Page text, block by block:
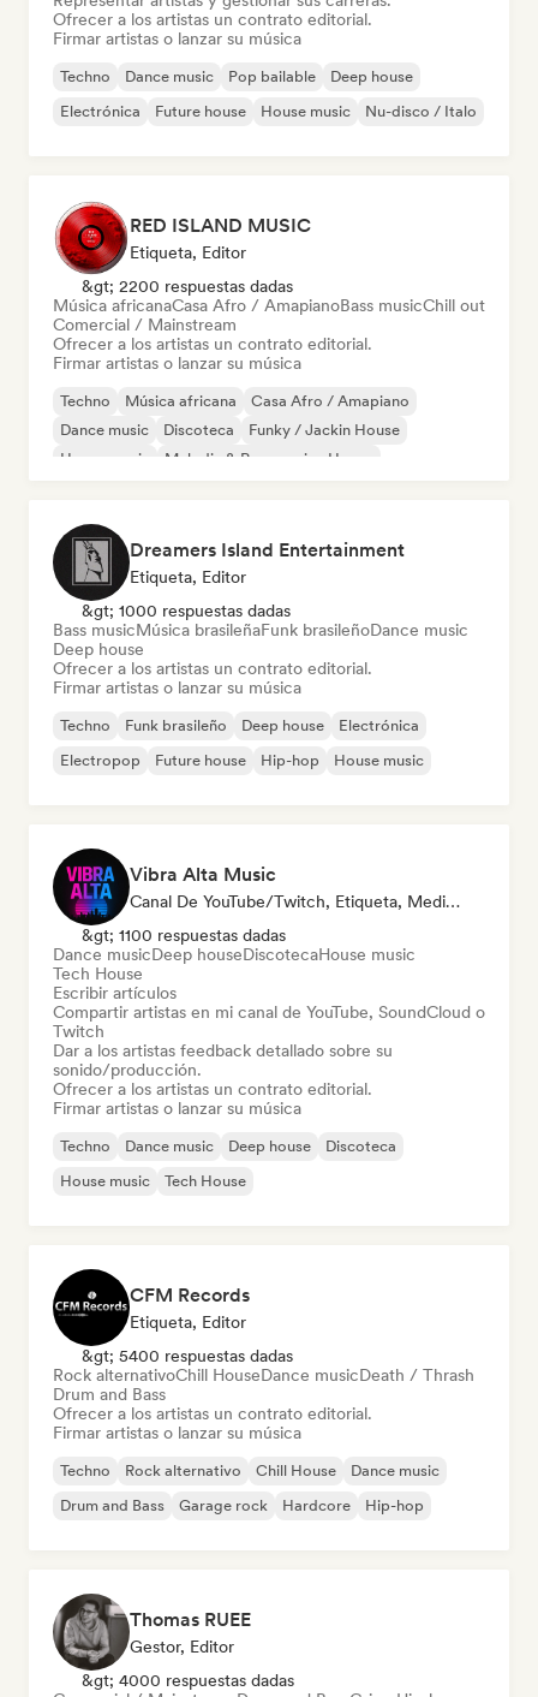
Ofrecer a los artistas un contrato editorial.
Firmar artistas o lanzar su música
Techno Dance music Pop bailable
Deep house
Electrónica
Future house House music Nu-disco / Italo
RED ISLAND MUSIC
Etiqueta, Editor
&gt; 2200 respuestas dadas
Música africanaCasa Afro / AmapianoBass musicChill out
Comercial / Mainstream
Ofrecer a los artistas un contrato editorial.
Firmar artistas o lanzar su música
Techno Música africana
Casa Afro / Amapiano
Dance music
Discoteca
Funky / Jackin House
House music
Melodic & Progressive House
Dreamers Island Entertainment
Etiqueta, Editor
&gt; 1000 respuestas dadas
Bass musicMúsica brasileñaFunk brasileñoDance music
Deep house
Ofrecer a los artistas un contrato editorial.
Firmar artistas o lanzar su música
Techno Funk brasileño Deep house
Electrónica
Electropop
Future house Hip-hop House music
Vibra Alta Music
Canal De YouTube/Twitch, Etiqueta, Medios De Comunicación/Periodista, Editor, Experto En Sonido
&gt; 1100 respuestas dadas
Dance musicDeep houseDiscotecaHouse music
Tech House
Escribir artículos
Compartir artistas en mi canal de YouTube, SoundCloud o
Twitch
Dar a los artistas feedback detallado sobre su
sonido/producción.
Ofrecer a los artistas un contrato editorial.
Firmar artistas o lanzar su música
Techno Dance music Deep house
Discoteca
House music
Tech House
CFM Records
Etiqueta, Editor
&gt; 5400 respuestas dadas
Rock alternativoChill HouseDance musicDeath / Thrash
Drum and Bass
Ofrecer a los artistas un contrato editorial.
Firmar artistas o lanzar su música
Techno Rock alternativo Chill House
Dance music
Drum and Bass
Garage rock Hardcore Hip-hop
Thomas RUEE
Gestor, Editor
&gt; 4000 respuestas dadas